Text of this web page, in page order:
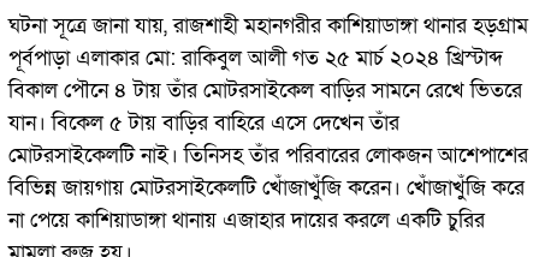
ঘটনা সূত্রে জানা যায়, রাজশাহী মহানগরীর কাশিয়াডাঙ্গা থানার হড়গ্রাম
পূর্বপাড়া এলাকার মো: রাকিবুল আলী গত ২৫ মার্চ ২০২৪ খ্রিস্টাব্দ
বিকাল পৌনে ৪ টায় তাঁর মোটরসাইকেল বাড়ির সামনে রেখে ভিতরে
যান। বিকেল ৫ টায় বাড়ির বাহিরে এসে দেখেন তাঁর
মোটরসাইকেলটি নাই। তিনিসহ তাঁর পরিবারের লোকজন আশেপাশের
বিভিন্ন জায়গায় মোটরসাইকেলটি খোঁজাখুঁজি করেন। খোঁজাখুঁজি করে
না পেয়ে কাশিয়াডাঙ্গা থানায় এজাহার দায়ের করলে একটি চুরির